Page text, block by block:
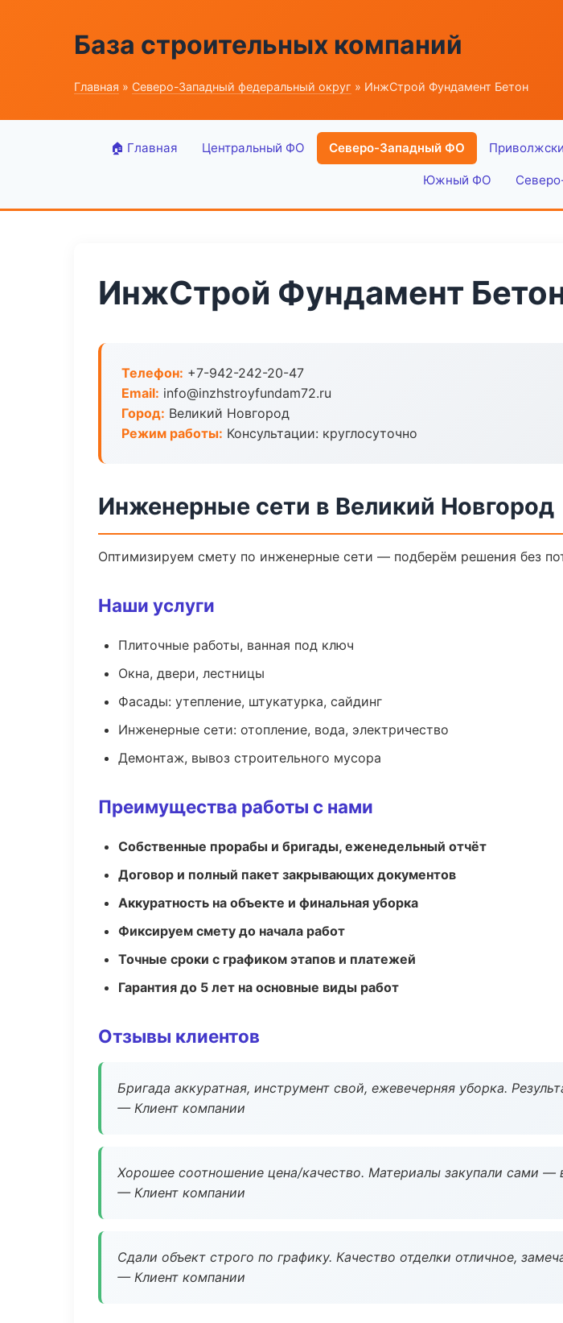
База строительных компаний
Главная » Северо-Западный федеральный округ » ИнжСтрой Фундамент Бетон
🏠 Главная Центральный ФО Северо-Западный ФО
Южный ФО
ИнжСтрой Фундамент
Телефон: +7-942-242-20-47
Email: info@inzhstroyfundam72.ru
Город: Великий Новгород
Режим работы: Консультации: круглосуточно
Инженерные сети в Великий Новгород
Оптимизируем смету по инженерные сети — подберём решения без
Наши услуги
Плиточные работы, ванная под ключ
Окна, двери, лестницы
Фасады: утепление, штукатурка, сайдинг
Инженерные сети: отопление, вода, электричество
Демонтаж, вывоз строительного мусора
Преимущества работы с нами
Собственные прорабы и бригады, еженедельный отчёт
Договор и полный пакет закрывающих документов
Аккуратность на объекте и финальная уборка
Фиксируем смету до начала работ
Точные сроки с графиком этапов и платежей
Гарантия до 5 лет на основные виды работ
Отзывы клиентов
Бригада аккуратная, инструмент свой, ежевечерняя уборка.
— Клиент компании
Хорошее соотношение цена/качество. Материалы закупали сами —
— Клиент компании
Сдали объект строго по графику. Качество отделки отличное,
— Клиент компании